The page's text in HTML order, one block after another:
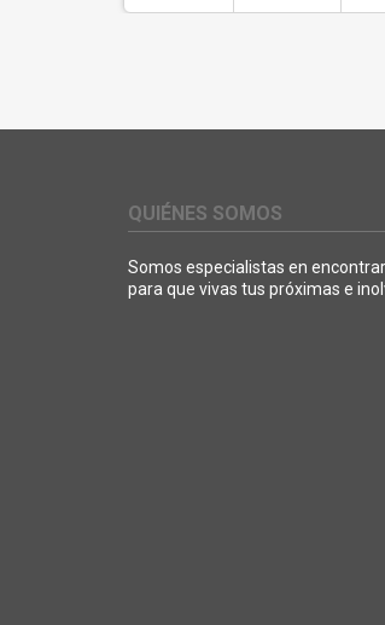
QUIÉNES SOMOS
Somos especialistas en
para que vivas tus próximas e